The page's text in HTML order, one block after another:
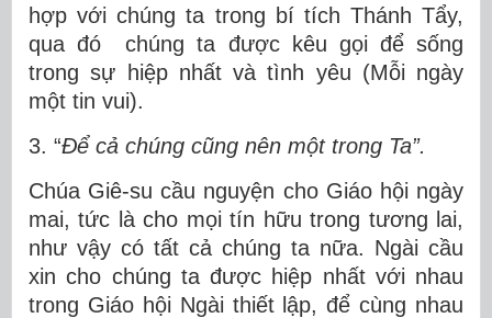
hợp với chúng ta trong bí tích Thánh Tẩy,
qua đó chúng ta được kêu gọi để sống
trong sự hiệp nhất và tình yêu (Mỗi ngày
một tin vui).
3. “Để cả chúng cũng nên một trong Ta”.
Chúa Giê-su cầu nguyện cho Giáo hội ngày
mai, tức là cho mọi tín hữu trong tương lai,
như vậy có tất cả chúng ta nữa. Ngài cầu
xin cho chúng ta được hiệp nhất với nhau
trong Giáo hội Ngài thiết lập, để cùng nhau